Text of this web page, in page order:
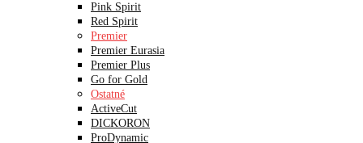
Pink Spirit
Red Spirit
Premier
Premier Eurasia
Premier Plus
Go for Gold
Ostatné
ActiveCut
DICKORON
ProDynamic